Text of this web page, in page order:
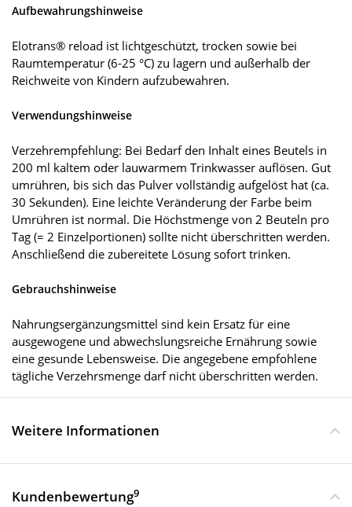
Aufbewahrungshinweise
Elotrans® reload ist lichtgeschützt, trocken sowie bei
Raumtemperatur (6-25 °C) zu lagern und außerhalb der
Reichweite von Kindern aufzubewahren.
Verwendungshinweise
Verzehrempfehlung: Bei Bedarf den Inhalt eines Beutels in
200 ml kaltem oder lauwarmem Trinkwasser auflösen. Gut
umrühren, bis sich das Pulver vollständig aufgelöst hat (ca.
30 Sekunden). Eine leichte Veränderung der Farbe beim
Umrühren ist normal. Die Höchstmenge von 2 Beuteln pro
Tag (= 2 Einzelportionen) sollte nicht überschritten werden.
Anschließend die zubereitete Lösung sofort trinken.
Gebrauchshinweise
Nahrungsergänzungsmittel sind kein Ersatz für eine
ausgewogene und abwechslungsreiche Ernährung sowie
eine gesunde Lebensweise. Die angegebene empfohlene
tägliche Verzehrsmenge darf nicht überschritten werden.
Weitere Informationen
Kundenbewertung9